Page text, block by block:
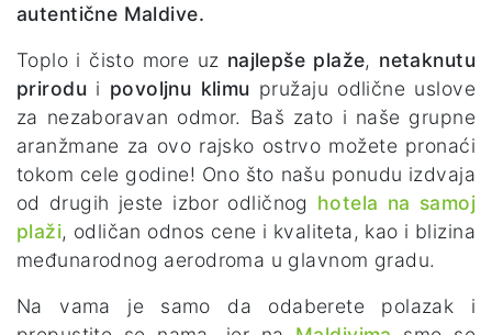
autentične Maldive.
Toplo i čisto more uz najlepše plaže, netaknutu
prirodui povoljnu klimu pružaju odlične uslove
za nezaboravan odmor. Baš zato i naše grupne
aranžmane za ovo rajsko ostrvo možete pronaći
tokom cele godine! Ono što našu ponudu izdvaja
od drugih jeste izbor odličnog hotela na samoj
plaži, odličan odnos cene i kvaliteta, kao i blizina
međunarodnog aerodroma u glavnom gradu.
Na vama je samo da odaberete polazak i